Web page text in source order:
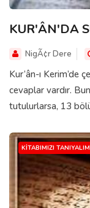
KUR'ÂN'DA
NigÃ¢r Dere
Kur’ân-ı Kerim’de
cevaplar vardır.
tutulurlarsa, 13
KITABIMIZI TANIYALIM